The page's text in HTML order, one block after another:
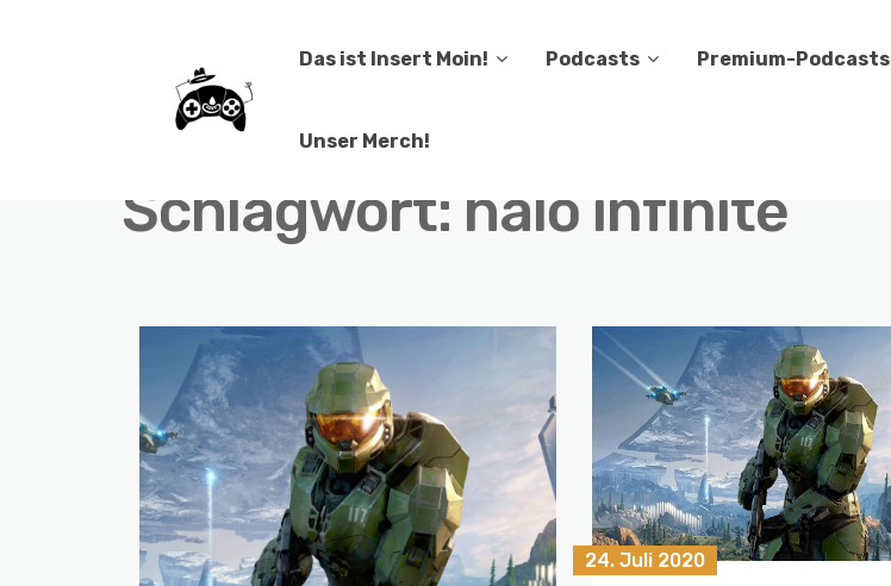
Das ist Insert Moin! Podcasts Premium-Podcasts
Unser Merch!
Schlagwort: halo infinite
24. Juli 2020